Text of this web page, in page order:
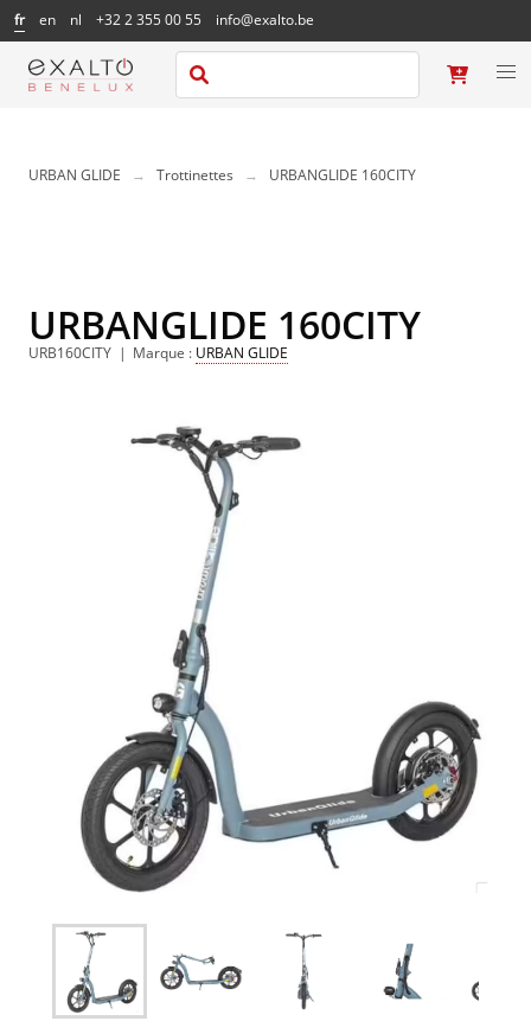
fr en nl +32 2 355 00 55 info@exalto.be
URBAN GLIDE Trottinettes URBANGLIDE 160CITY
URBANGLIDE 160CITY
URB160CITY Marque : URBAN GLIDE